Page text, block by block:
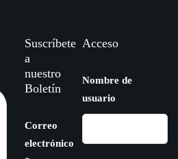
Suscríbete
a
nuestro
Boletín
Correo
electrónico
Acceso
Nombre de
usuario